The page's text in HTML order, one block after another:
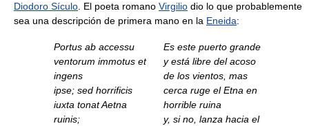
Diodoro Sículo . El poeta romano Virgilio dio lo que probablemente
sea una descripción de primera mano en la Eneida:
Portus ab accessu
ventorum immotus et
ingens
ipse; sed horrificis
iuxta tonat Aetna
ruinis;
Es este puerto grande
y está libre del acoso
de los vientos, mas
cerca ruge el Etna en
horrible ruina
y, si no, lanza hacia el